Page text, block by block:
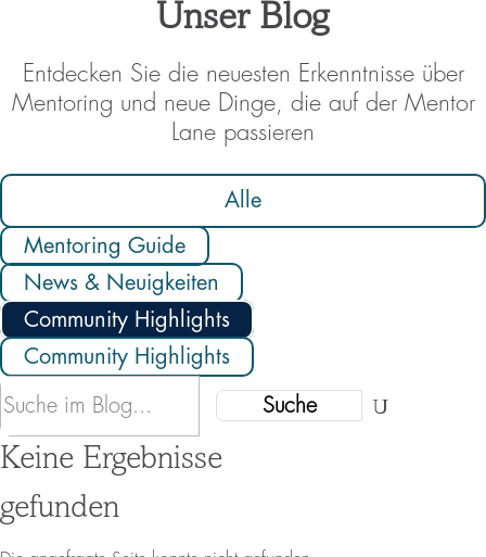
Unser Blog
Entdecken Sie die neuesten Erkenntnisse über
Mentoring und neue Dinge, die auf der Mentor
Lane passieren
Alle
Mentoring Guide
News & Neuigkeiten
Community Highlights
Community Highlights
Suchen
nach:
Keine Ergebnisse
gefunden